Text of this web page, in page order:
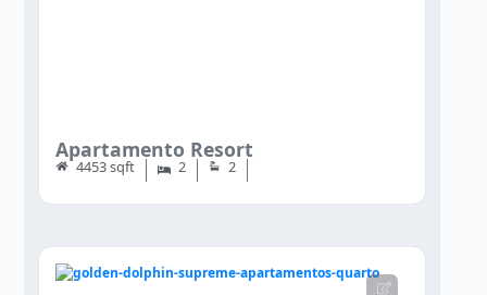
Apartamento Resort
4453 sqft 2 2